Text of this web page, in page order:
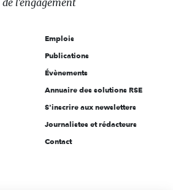
Emplois
Publications
Évènements
Annuaire des solutions RSE
S'inscrire aux newsletters
Journalistes et rédacteurs
Contact